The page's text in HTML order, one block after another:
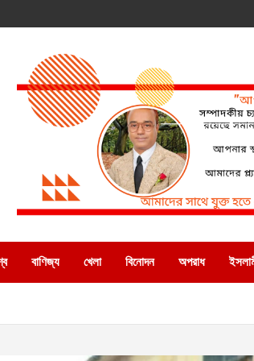
বাণিজ্য খেলা বিনোদন অপরাধ